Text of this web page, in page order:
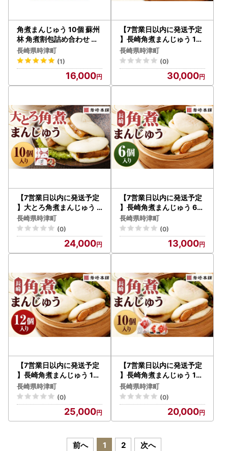
角煮まんじゅう 10個 蘇州
林 角煮割包詰め合わせ 長
崎名物豚角煮まんじゅう
長崎名物 角煮饅頭 惣菜
長崎県時津町
(1)
16,000
【7営業日以内に発送予定
】長崎角煮まんじゅう 15
個 【化粧箱】 角煮まんじ
ゅう 角煮まん 角煮 豚角煮
豚の角煮 冷凍
長崎県時津町
(0)
30,000
【7営業日以内に発送予定
】大とろ角煮まんじゅう 1
0個 【化粧箱】 角煮まん
じゅう 角煮まん 角煮 豚角
煮 豚の角煮 冷凍
長崎県時津町
(0)
24,000
【7営業日以内に発送予定
】長崎角煮まんじゅう 6個
（袋） 角煮まんじゅう 角
煮まん 角煮 豚角煮 豚の角
煮 冷凍
長崎県時津町
(0)
13,000
【7営業日以内に発送予定
】長崎角煮まんじゅう 12
個（箱） 角煮まんじゅう
角煮まん 角煮 豚角煮 豚の
角煮 冷凍
長崎県時津町
(0)
25,000
【7営業日以内に発送予定
】長崎角煮まんじゅう 10
個（袋） 角煮まんじゅう
角煮まん 角煮 豚角煮 豚の
角煮 冷凍
長崎県時津町
(0)
20,000
前へ 1 2 次へ